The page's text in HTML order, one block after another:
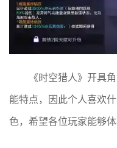
《时空猎人》开具
能特点，因此个人喜欢
色，希望各位玩家能够